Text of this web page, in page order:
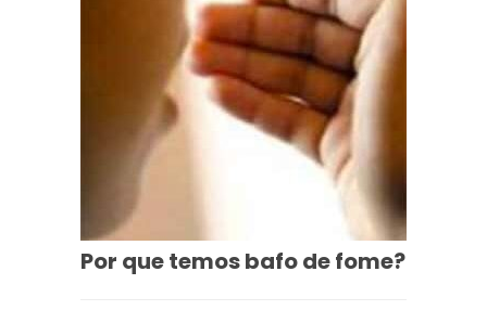
Por que temos bafo de fome?